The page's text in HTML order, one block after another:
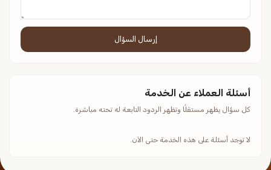
إرسال السؤال
أسئلة العملاء عن الخدمة
كل سؤال يظهر مستقلًا وتظهر الردود التابعة له تحته مباشرة.
لا توجد أسئلة على هذه الخدمة حتى الآن.